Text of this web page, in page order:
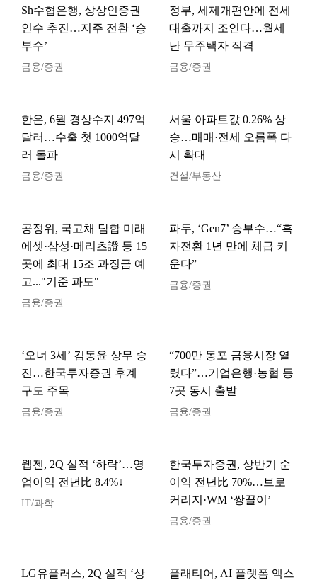
Sh수협은행, 상상인증권
인수 추진…지주 전환 ‘승
부수’
금융/증권
정부, 세제개편안에 전세
대출까지 조인다…월세
난 무주택자 직격
금융/증권
한은, 6월 경상수지 497억
달러…수출 첫 1000억달
러 돌파
금융/증권
서울 아파트값 0.26% 상
승…매매·전세 오름폭 다
시 확대
건설/부동산
공정위, 국고채 담합 미래
에셋·삼성·메리츠證 등 15
곳에 최대 15조 과징금 예
고..."기준 과도"
금융/증권
파두, ‘Gen7’ 승부수…“흑
자전환 1년 만에 체급 키
운다”
금융/증권
‘오너 3세’ 김동윤 상무 승
진…한국투자증권 후계
구도 주목
금융/증권
“700만 동포 금융시장 열
렸다”…기업은행·농협 등
7곳 동시 출발
금융/증권
웹젠, 2Q 실적 ‘하락’…영
업이익 전년比 8.4%↓
IT/과학
한국투자증권, 상반기 순
이익 전년比 70%…브로
커리지·WM ‘쌍끌이’
금융/증권
LG유플러스, 2Q 실적 ‘상
플래티어, AI 플랫폼 엑스